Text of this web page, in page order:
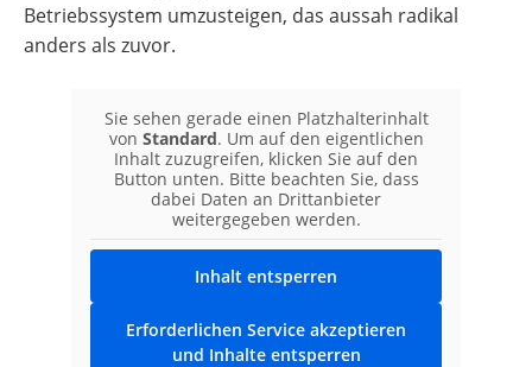
Betriebssystem umzusteigen, das aussah radikal
anders als zuvor.
Sie sehen gerade einen Platzhalterinhalt
von Standard. Um auf den eigentlichen
Inhalt zuzugreifen, klicken Sie auf den
Button unten. Bitte beachten Sie, dass
dabei Daten an Drittanbieter
weitergegeben werden.
Inhalt entsperren
Erforderlichen Service akzeptieren
und Inhalte entsperren